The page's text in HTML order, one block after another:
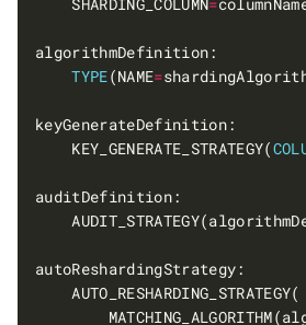
TYPE(NAME=
    KEY_GENERATE_STRATEGY(